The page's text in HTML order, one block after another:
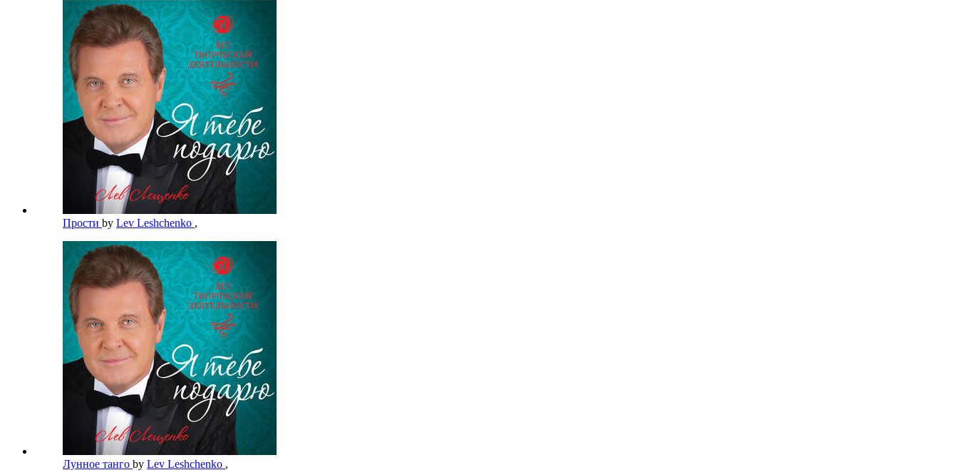
Прости by Lev Leshchenko ,
Лунное танго by Lev Leshchenko ,